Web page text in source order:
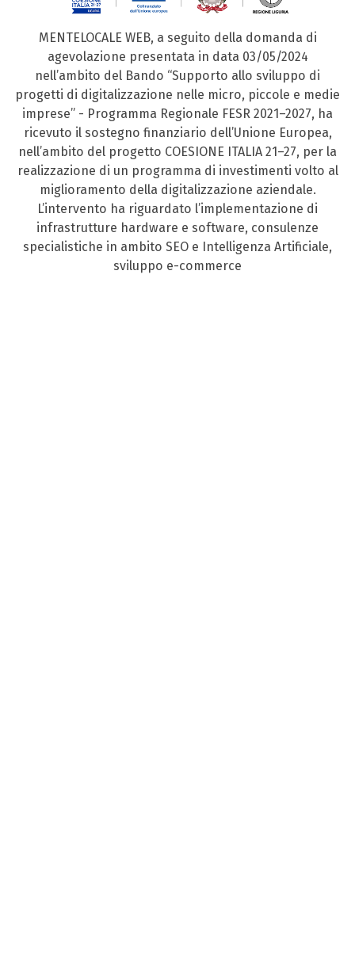
MENTELOCALE WEB, a seguito della domanda di
agevolazione presentata in data 03/05/2024
nell’ambito del Bando “Supporto allo sviluppo di
progetti di digitalizzazione nelle micro, piccole e medie
imprese” - Programma Regionale FESR 2021–2027, ha
ricevuto il sostegno finanziario dell’Unione Europea,
nell’ambito del progetto COESIONE ITALIA 21–27, per la
realizzazione di un programma di investimenti volto al
miglioramento della digitalizzazione aziendale.
L’intervento ha riguardato l’implementazione di
infrastrutture hardware e software, consulenze
specialistiche in ambito SEO e Intelligenza Artificiale,
sviluppo e-commerce